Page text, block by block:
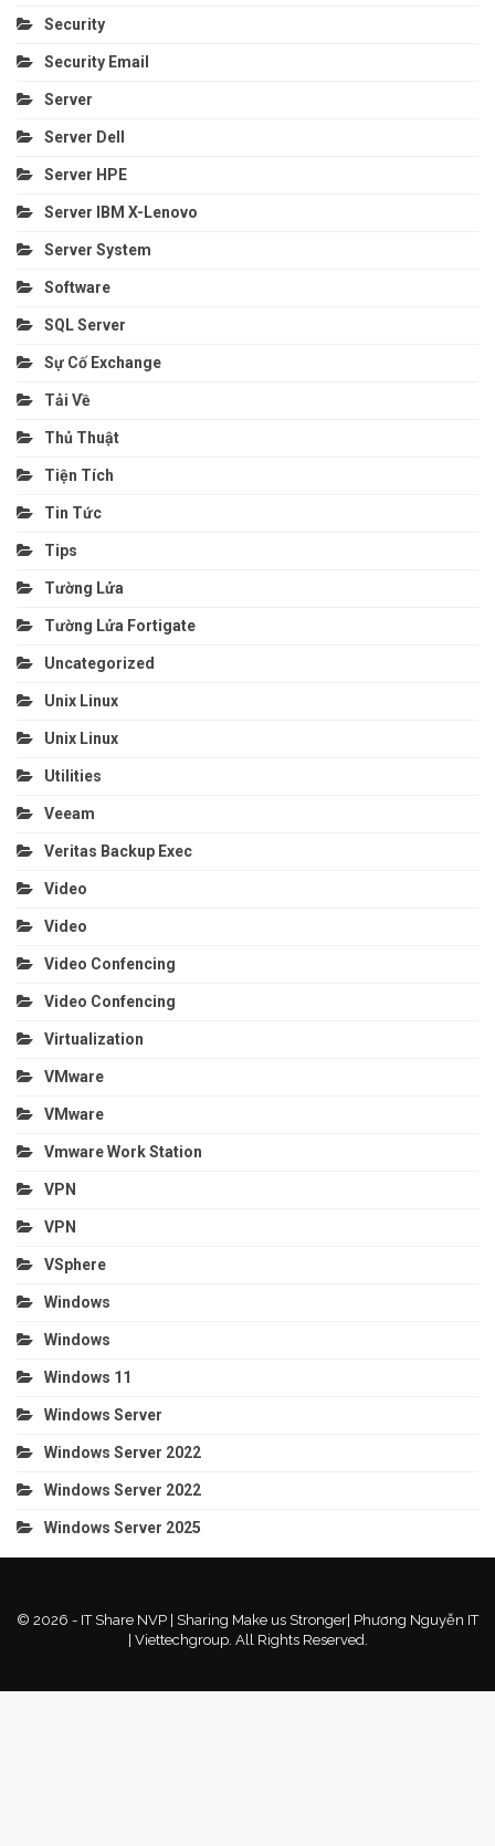
Security
Security Email
Server
Server Dell
Server HPE
Server IBM X-Lenovo
Server System
Software
SQL Server
Sự Cố Exchange
Tải Về
Thủ Thuật
Tiện Tích
Tin Tức
Tips
Tường Lửa
Tường Lửa Fortigate
Uncategorized
Unix Linux
Unix Linux
Utilities
Veeam
Veritas Backup Exec
Video
Video
Video Confencing
Video Confencing
Virtualization
VMware
VMware
Vmware Work Station
VPN
VPN
VSphere
Windows
Windows
Windows 11
Windows Server
Windows Server 2022
Windows Server 2022
Windows Server 2025
© 2026 - IT Share NVP | Sharing Make us Stronger| Phương Nguyễn IT
| Viettechgroup. All Rights Reserved.